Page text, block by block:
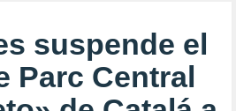
suspende el
Parc Central